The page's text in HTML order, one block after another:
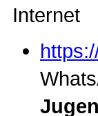
Internet